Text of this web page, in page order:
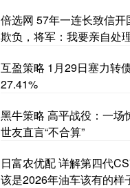
倍选网 57年一连长致信
欺负，将军：我要亲自处
互盈策略 1月29日塞力转
27.41%
黑牛策略 高平战役：一
世友直言“不合算”
日富农优配 详解第四代
该是2026年油车该有的样